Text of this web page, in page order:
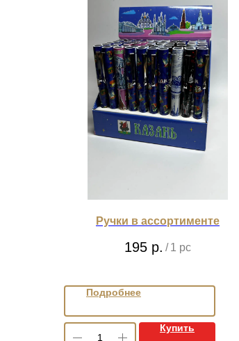
Ручки в ассортименте
195 р. / 1 pc
Подробнее
Купить